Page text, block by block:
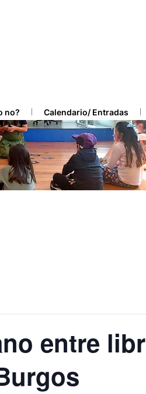
no? Calendario/ Entradas
entre